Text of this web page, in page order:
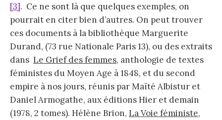
[3]. Ce ne sont là que quelques exemples, on
pourrait en citer bien d’autres. On peut trouver
ces documents à la bibliothèque Marguerite
Durand, (73 rue Nationale Paris 13), ou des extraits
dans Le Grief des femmes, anthologie de textes
féministes du Moyen Age à 1848, et du second
empire à nos jours, réunis par Maïté Albistur et
Daniel Armogathe, aux éditions Hier et demain
(1978, 2 tomes). Hélène Brion, La Voie féministe,